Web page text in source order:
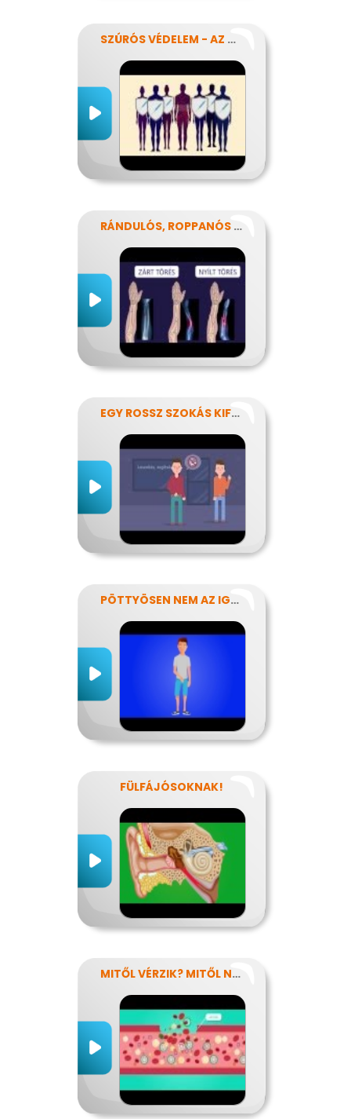
SZÚRÓS VÉDELEM - AZ OLTÁSOKRÓL
RÁNDULÓS, ROPPANÓS BALESETEK
EGY ROSSZ SZOKÁS KIFÜSTÖLÉSE
PÖTTYÖSEN NEM AZ IGAZI
FÜLFÁJÓSOKNAK!
MITŐL VÉRZIK? MITŐL NEM VÉRZIK?